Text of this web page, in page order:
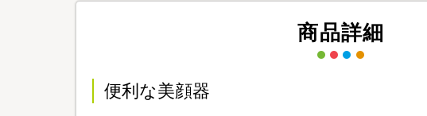
商品詳細
便利な美顔器